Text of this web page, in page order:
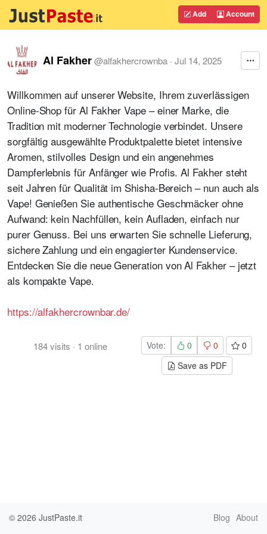
Add Account
Al Fakher@alfakhercrownba · Jul 14, 2025
Willkommen auf unserer Website, Ihrem zuverlässigen
Online-Shop für Al Fakher Vape – einer Marke, die
Tradition mit moderner Technologie verbindet. Unsere
sorgfältig ausgewählte Produktpalette bietet intensive
Aromen, stilvolles Design und ein angenehmes
Dampferlebnis für Anfänger wie Profis. Al Fakher steht
seit Jahren für Qualität im Shisha-Bereich – nun auch als
Vape! Genießen Sie authentische Geschmäcker ohne
Aufwand: kein Nachfüllen, kein Aufladen, einfach nur
purer Genuss. Bei uns erwarten Sie schnelle Lieferung,
sichere Zahlung und ein engagierter Kundenservice.
Entdecken Sie die neue Generation von Al Fakher – jetzt
als kompakte Vape.
https://alfakhercrownbar.de/
184visits · 1 online Vote: 0 0
0
Save as PDF
© 2026 JustPaste.it Blog About